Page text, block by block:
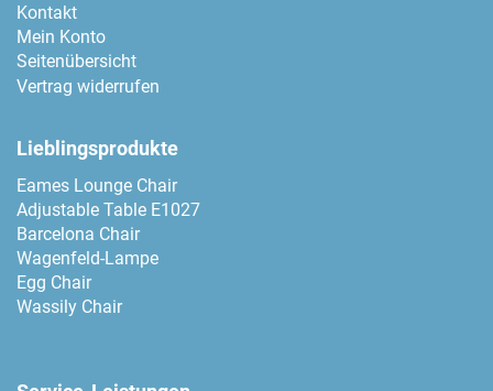
Kontakt
Mein Konto
Seitenübersicht
Vertrag widerrufen
Lieblingsprodukte
Eames Lounge Chair
Adjustable Table E1027
Barcelona Chair
Wagenfeld-Lampe
Egg Chair
Wassily Chair